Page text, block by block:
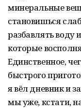
минеральные
становишься
разбавлять воду
которые
Единственное,
быстрого
я вёл дневник и
мы уже, кстати,